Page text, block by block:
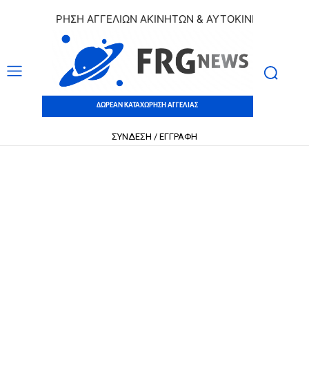
ΑΓΓΕΛΙΩΝ ΑΚΙΝΗΤΩΝ & ΑΥΤΟΚΙΝΗΤΩΝ |
ΔΩΡΕΑΝ ΚΑΤΑΧΩΡΗΣΗ ΑΓΓΕΛΙΑΣ
ΣΥΝΔΕΣΗ / ΕΓΓΡΑΦΗ